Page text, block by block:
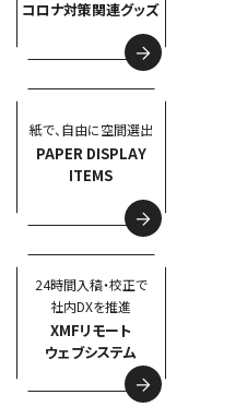
コロナ対策関連グッズ
紙で、自由に空間選出
PAPER DISPLAY
ITEMS
24時間入稿・校正で
社内DXを推進
XMFリモート
ウェブシステム